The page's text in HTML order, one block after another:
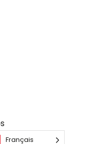
Français